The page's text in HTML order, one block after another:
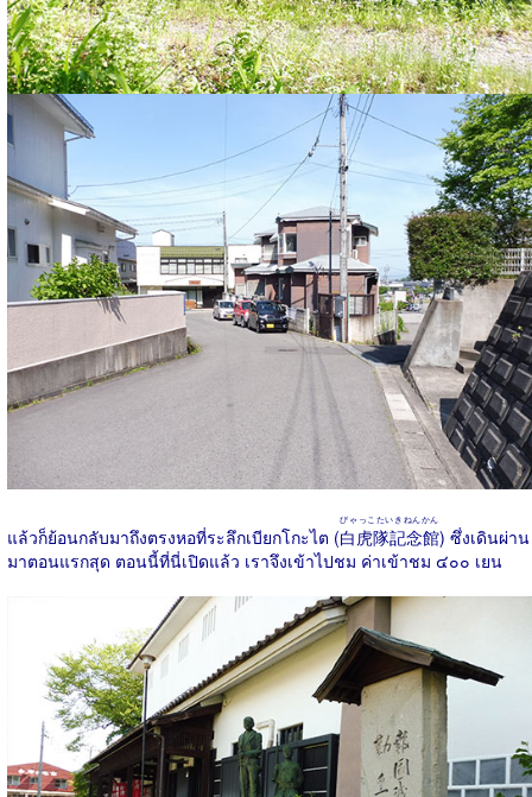
แล้วก็ย้อนกลับมาถึงตรงหอที่ระลึกเบียกโกะไต (白虎隊記念館
びゃっこたいきねんかん
) ซึ่งเดินผ่าน
มาตอนแรกสุด ตอนนี้ที่นี่เปิดแล้ว เราจึงเข้าไปชม ค่าเข้าชม ๔๐๐ เยน